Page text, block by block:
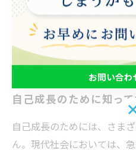
うにして、支援の力を活か
遂げていくストーリーが生
めには、多様な支援体制の
自己成長のために知っ
自己成長のためには、さま
ん。現代社会においては、
お問い合わ
お問い合わ